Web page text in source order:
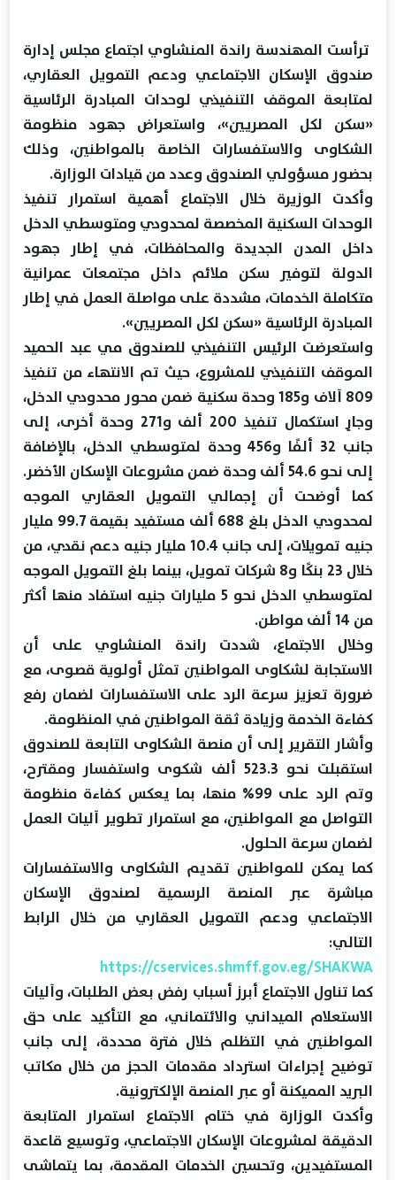
ترأست المهندسة راندة المنشاوي اجتماع مجلس إدارة
صندوق الإسكان الاجتماعي ودعم التمويل العقاري،
لمتابعة الموقف التنفيذي لوحدات المبادرة الرئاسية
«سكن لكل المصريين»، واستعراض جهود منظومة
الشكاوى والاستفسارات الخاصة بالمواطنين، وذلك
بحضور مسؤولي الصندوق وعدد من قيادات الوزارة.
وأكدت الوزيرة خلال الاجتماع أهمية استمرار تنفيذ
الوحدات السكنية المخصصة لمحدودي ومتوسطي الدخل
داخل المدن الجديدة والمحافظات، في إطار جهود
الدولة لتوفير سكن ملائم داخل مجتمعات عمرانية
متكاملة الخدمات، مشددة على مواصلة العمل في إطار
المبادرة الرئاسية «سكن لكل المصريين».
واستعرضت الرئيس التنفيذي للصندوق مي عبد الحميد
الموقف التنفيذي للمشروع، حيث تم الانتهاء من تنفيذ
809 آلاف و185 وحدة سكنية ضمن محور محدودي الدخل،
وجارٍ استكمال تنفيذ 200 ألف و271 وحدة أخرى، إلى
جانب 32 ألفًا و456 وحدة لمتوسطي الدخل، بالإضافة
إلى نحو 54.6 ألف وحدة ضمن مشروعات الإسكان الأخضر.
كما أوضحت أن إجمالي التمويل العقاري الموجه
لمحدودي الدخل بلغ 688 ألف مستفيد بقيمة 99.7 مليار
جنيه تمويلات، إلى جانب 10.4 مليار جنيه دعم نقدي، من
خلال 23 بنكًا و8 شركات تمويل، بينما بلغ التمويل الموجه
لمتوسطي الدخل نحو 5 مليارات جنيه استفاد منها أكثر
من 14 ألف مواطن.
وخلال الاجتماع، شددت راندة المنشاوي على أن
الاستجابة لشكاوى المواطنين تمثل أولوية قصوى، مع
ضرورة تعزيز سرعة الرد على الاستفسارات لضمان رفع
كفاءة الخدمة وزيادة ثقة المواطنين في المنظومة.
وأشار التقرير إلى أن منصة الشكاوى التابعة للصندوق
استقبلت نحو 523.3 ألف شكوى واستفسار ومقترح،
وتم الرد على 99% منها، بما يعكس كفاءة منظومة
التواصل مع المواطنين، مع استمرار تطوير آليات العمل
لضمان سرعة الحلول.
كما يمكن للمواطنين تقديم الشكاوى والاستفسارات
مباشرة عبر المنصة الرسمية لصندوق الإسكان
الاجتماعي ودعم التمويل العقاري من خلال الرابط
التالي:
https://cservices.shmff.gov.eg/SHAKWA⁠
كما تناول الاجتماع أبرز أسباب رفض بعض الطلبات، وآليات
الاستعلام الميداني والائتماني، مع التأكيد على حق
المواطنين في التظلم خلال فترة محددة، إلى جانب
توضيح إجراءات استرداد مقدمات الحجز من خلال مكاتب
البريد المميكنة أو عبر المنصة الإلكترونية.
وأكدت الوزارة في ختام الاجتماع استمرار المتابعة
الدقيقة لمشروعات الإسكان الاجتماعي، وتوسيع قاعدة
المستفيدين، وتحسين الخدمات المقدمة، بما يتماشى